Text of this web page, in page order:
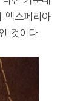
엑스페리아
것이다.